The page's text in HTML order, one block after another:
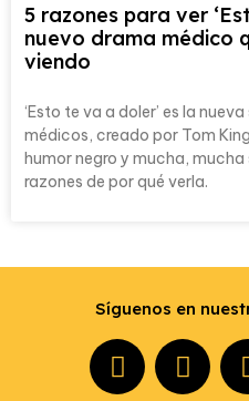
5 razones para ver
nuevo drama médico
viendo
‘Esto te va a doler’ es la
médicos, creado por Tom
humor negro y mucha,
razones de por qué verla.
Síguenos en